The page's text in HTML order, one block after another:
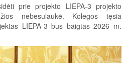
prie projekto LIEPA-3 projekto
nebesulaukė. Kolegos tęsia
LIEPA-3 bus baigtas 2026 m.